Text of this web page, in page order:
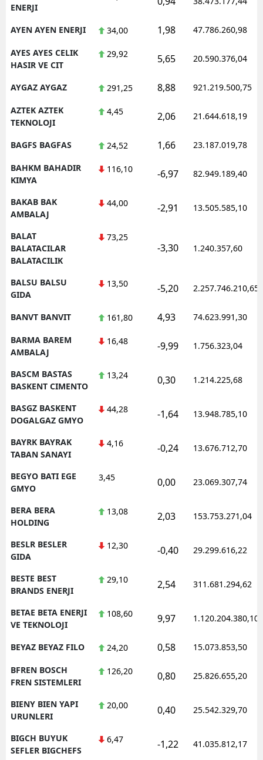
ENERJI
AYEN AYEN ENERJI 34,00 1,98 47.786.260,98
AYES AYES CELIK
HASIR VE CIT
29,92 5,65 20.590.376,04
AYGAZ AYGAZ 291,25 8,88 921.219.500,75
AZTEK AZTEK
TEKNOLOJI
4,45 2,06 21.644.618,19
BAGFS BAGFAS 24,52 1,66 23.187.019,78
BAHKM BAHADIR
KIMYA
116,10 -6,97 82.949.189,40
BAKAB BAK
AMBALAJ
44,00 -2,91 13.505.585,10
BALAT
BALATACILAR
BALATACILIK
73,25
-3,30 1.240.357,60
BALSU BALSU
GIDA
13,50 -5,20 2.257.746.210,65
BANVT BANVIT 161,80 4,93 74.623.991,30
BARMA BAREM
AMBALAJ
16,48 -9,99 1.756.323,04
BASCM BASTAS
BASKENT CIMENTO
13,24 0,30 1.214.225,68
BASGZ BASKENT
DOGALGAZ GMYO
44,28 -1,64 13.948.785,10
BAYRK BAYRAK
TABAN SANAYI
4,16 -0,24 13.676.712,70
BEGYO BATI EGE
GMYO
3,45 0,00 23.069.307,74
BERA BERA
HOLDING
13,08 2,03 153.753.271,04
BESLR BESLER
GIDA
12,30 -0,40 29.299.616,22
BESTE BEST
BRANDS ENERJI
29,10 2,54 311.681.294,62
BETAE BETA ENERJI
VE TEKNOLOJI
108,60 9,97 1.120.204.380,10
BEYAZ BEYAZ FILO 24,20 0,58 15.073.853,50
BFREN BOSCH
FREN SISTEMLERI
126,20 0,80 25.826.655,20
BIENY BIEN YAPI
URUNLERI
20,00 0,40 25.542.329,70
BIGCH BUYUK
SEFLER BIGCHEFS
6,47 -1,22 41.035.812,17